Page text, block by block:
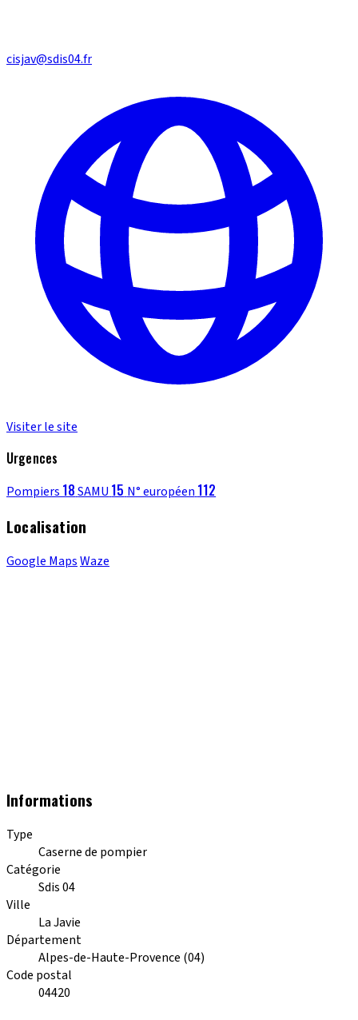
cisjav@sdis04.fr
Visiter le site
Urgences
Pompiers 18SAMU 15 N° européen 112
Localisation
Google MapsWaze
Informations
Type
Caserne de pompier
Catégorie
Sdis 04
Ville
La Javie
Département
Alpes-de-Haute-Provence (04)
Code postal
04420